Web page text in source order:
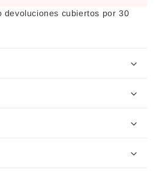
devoluciones cubiertos por 30